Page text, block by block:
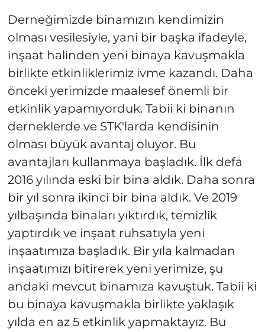
Derneğimizde binamızın kendimizin
olması vesilesiyle, yani bir başka ifadeyle,
inşaat halinden yeni binaya kavuşmakla
birlikte etkinliklerimiz ivme kazandı. Daha
önceki yerimizde maalesef önemli bir
etkinlik yapamıyorduk. Tabii ki binanın
derneklerde ve STK'larda kendisinin
olması büyük avantaj oluyor. Bu
avantajları kullanmaya başladık. İlk defa
2016 yılında eski bir bina aldık. Daha sonra
bir yıl sonra ikinci bir bina aldık. Ve 2019
yılbaşında binaları yıktırdık, temizlik
yaptırdık ve inşaat ruhsatıyla yeni
inşaatımıza başladık. Bir yıla kalmadan
inşaatımızı bitirerek yeni yerimize, şu
andaki mevcut binamıza kavuştuk. Tabii ki
bu binaya kavuşmakla birlikte yaklaşık
yılda en az 5 etkinlik yapmaktayız. Bu